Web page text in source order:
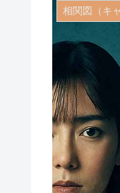
相関図（キ